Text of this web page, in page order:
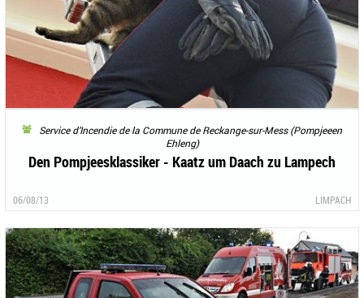
Service d’Incendie de la Commune de Reckange-sur-Mess (Pompjeeen
Ehleng)
Den Pompjeesklassiker - Kaatz um Daach zu Lampech
06/08/13 LIMPACH